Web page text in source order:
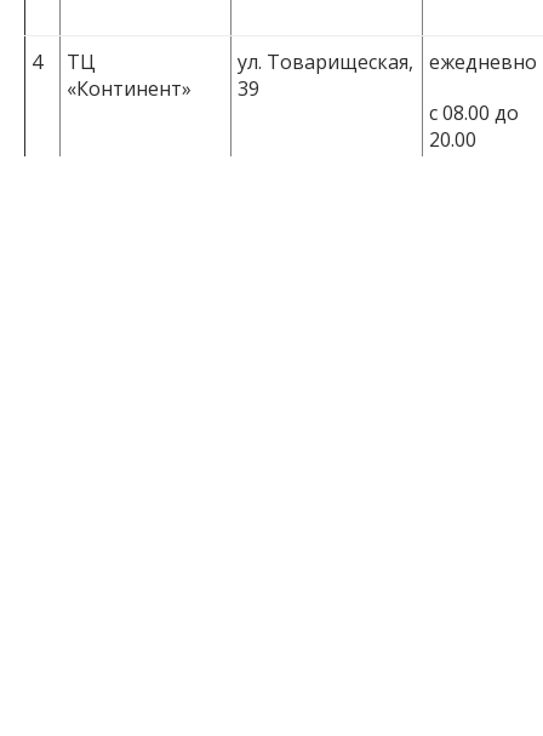
4
ТЦ
«Континент»
ул. Товарищеская,
39
ежедневно
с 08.00 до
20.00